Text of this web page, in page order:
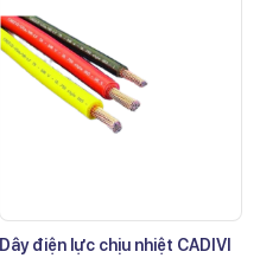
Dây điện lực chịu nhiệt CADIVI